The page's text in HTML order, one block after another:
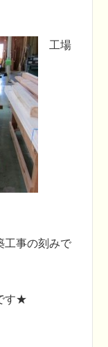
工場
事の刻みで
す★